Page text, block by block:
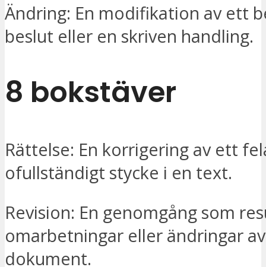
Ändring: En modifikation av ett
beslut eller en skriven handling.
8 bokstäver
Rättelse: En korrigering av ett
ofullständigt stycke i en text.
Revision: En genomgång som
omarbetningar eller ändringar
dokument.